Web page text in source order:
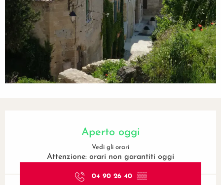
Aperto oggi
Vedi gli orari
Attenzione: orari non garantiti oggi
04 90 26 40 ▒▒